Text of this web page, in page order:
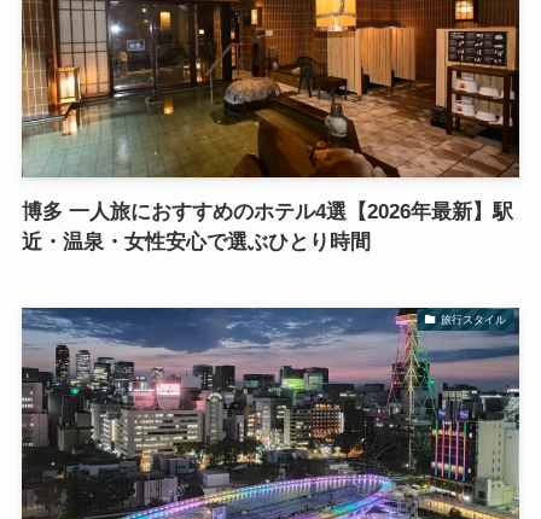
博多 一人旅におすすめのホテル4選【2026年最新】駅
近・温泉・女性安心で選ぶひとり時間
旅行スタイル